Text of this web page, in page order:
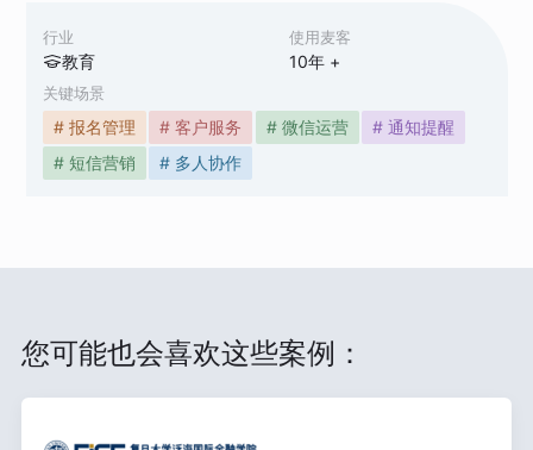
行业
教育
使用麦客
10年 +
关键场景
# 报名管理 # 客户服务 # 微信运营
# 通知提醒
# 短信营销
# 多人协作
您可能也会喜欢这些案例：